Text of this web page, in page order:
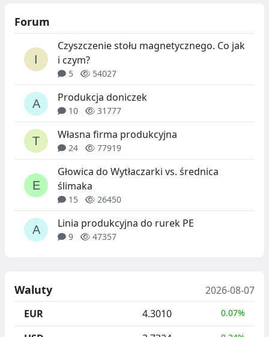
Forum
Czyszczenie stołu magnetycznego. Co jak
i czym?
5 54027
Produkcja doniczek
10 31777
Własna firma produkcyjna
24 77919
Głowica do Wytłaczarki vs. średnica
ślimaka
15 26450
Linia produkcyjna do rurek PE
9 47357
Waluty
2026-08-07
EUR
4.3010 0.07%